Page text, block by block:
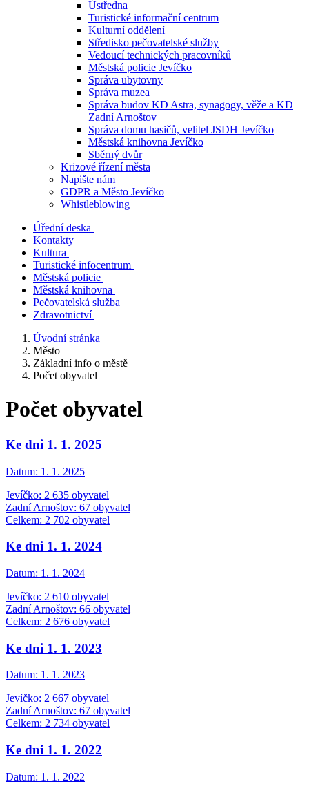
Ústředna
Turistické informační centrum
Kulturní oddělení
Středisko pečovatelské služby
Vedoucí technických pracovníků
Městská policie Jevíčko
Správa ubytovny
Správa muzea
Správa budov KD Astra, synagogy, věže a KD
Zadní Arnoštov
Správa domu hasičů, velitel JSDH Jevíčko
Městská knihovna Jevíčko
Sběrný dvůr
Krizové řízení města
Napište nám
GDPR a Město Jevíčko
Whistleblowing
Úřední deska
Kontakty
Kultura
Turistické infocentrum
Městská policie
Městská knihovna
Pečovatelská služba
Zdravotnictví
Úvodní stránka
Město
Základní info o městě
Počet obyvatel
Počet obyvatel
Ke dni 1. 1. 2025
Datum: 1. 1. 2025
Jevíčko: 2 635 obyvatel
Zadní Arnoštov: 67 obyvatel
Celkem: 2 702 obyvatel
Ke dni 1. 1. 2024
Datum: 1. 1. 2024
Jevíčko: 2 610 obyvatel
Zadní Arnoštov: 66 obyvatel
Celkem: 2 676 obyvatel
Ke dni 1. 1. 2023
Datum: 1. 1. 2023
Jevíčko: 2 667 obyvatel
Zadní Arnoštov: 67 obyvatel
Celkem: 2 734 obyvatel
Ke dni 1. 1. 2022
Datum: 1. 1. 2022